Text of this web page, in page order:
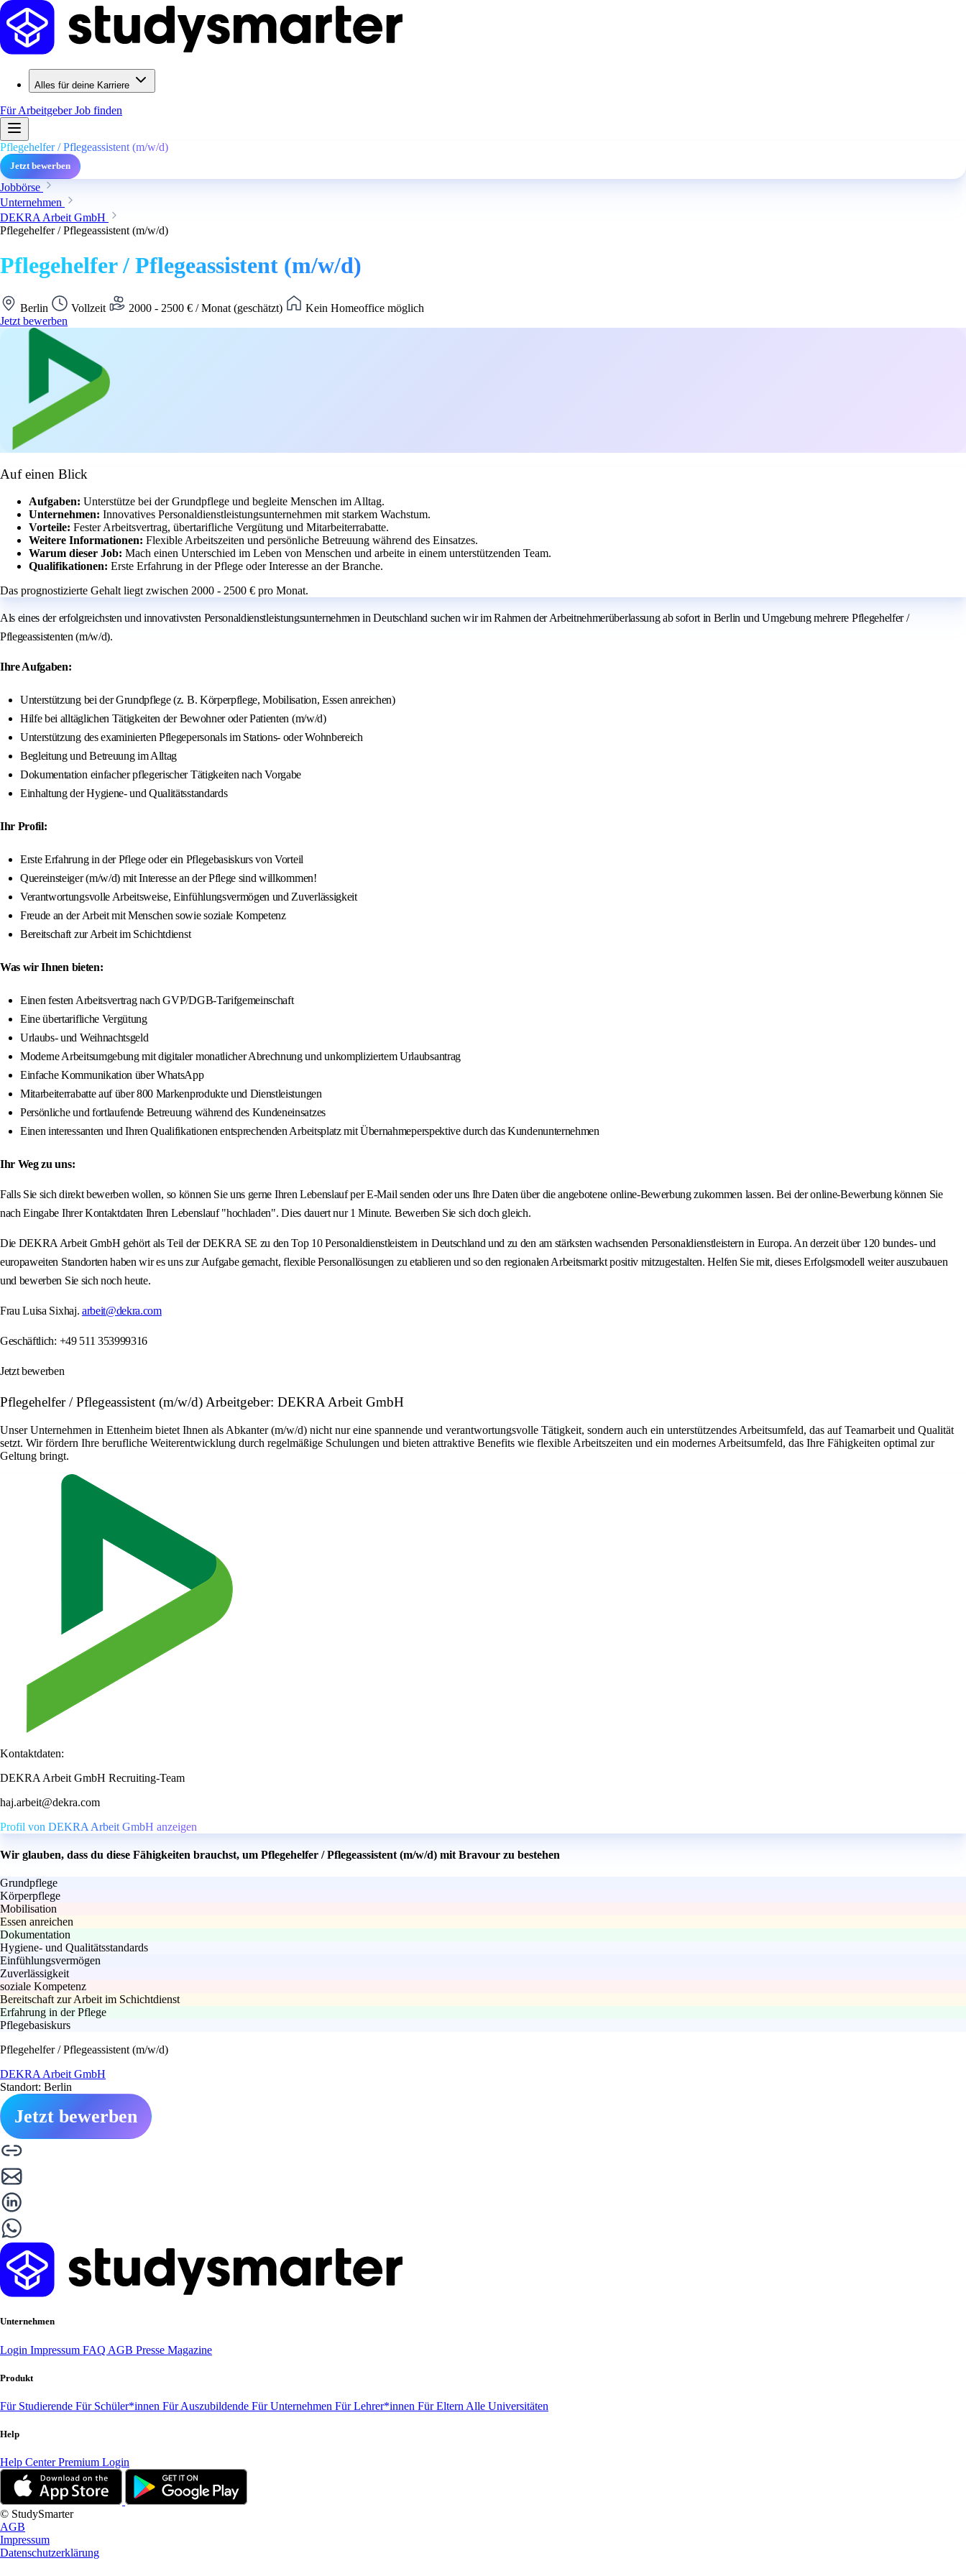
Alles für deine Karriere
Für ArbeitgeberJob finden
Pflegehelfer / Pflegeassistent (m/w/d)
Jetzt bewerben
Jobbörse
Unternehmen
DEKRA Arbeit GmbH
Pflegehelfer / Pflegeassistent (m/w/d)
Pflegehelfer / Pflegeassistent (m/w/d)
Berlin Vollzeit 2000 - 2500 € / Monat (geschätzt)
Kein Homeoffice möglich
Jetzt bewerben
Auf einen Blick
Aufgaben: Unterstütze bei der Grundpflege und begleite Menschen im Alltag.
Unternehmen: Innovatives Personaldienstleistungsunternehmen mit starkem Wachstum.
Vorteile: Fester Arbeitsvertrag, übertarifliche Vergütung und Mitarbeiterrabatte.
Weitere Informationen: Flexible Arbeitszeiten und persönliche Betreuung während des Einsatzes.
Warum dieser Job: Mach einen Unterschied im Leben von Menschen und arbeite in einem unterstützenden Team.
Qualifikationen: Erste Erfahrung in der Pflege oder Interesse an der Branche.
Das prognostizierte Gehalt liegt zwischen 2000 - 2500 € pro Monat.
Als eines der erfolgreichsten und innovativsten Personaldienstleistungsunternehmen in Deutschland suchen wir im Rahmen der Arbeitnehmerüberlassung ab sofort in Berlin und Umgebung mehrere Pflegehelfer /
Pflegeassistenten (m/w/d).
Ihre Aufgaben:
Unterstützung bei der Grundpflege (z. B. Körperpflege, Mobilisation, Essen anreichen)
Hilfe bei alltäglichen Tätigkeiten der Bewohner oder Patienten (m/w/d)
Unterstützung des examinierten Pflegepersonals im Stations- oder Wohnbereich
Begleitung und Betreuung im Alltag
Dokumentation einfacher pflegerischer Tätigkeiten nach Vorgabe
Einhaltung der Hygiene- und Qualitätsstandards
Ihr Profil:
Erste Erfahrung in der Pflege oder ein Pflegebasiskurs von Vorteil
Quereinsteiger (m/w/d) mit Interesse an der Pflege sind willkommen!
Verantwortungsvolle Arbeitsweise, Einfühlungsvermögen und Zuverlässigkeit
Freude an der Arbeit mit Menschen sowie soziale Kompetenz
Bereitschaft zur Arbeit im Schichtdienst
Was wir Ihnen bieten:
Einen festen Arbeitsvertrag nach GVP/DGB-Tarifgemeinschaft
Eine übertarifliche Vergütung
Urlaubs- und Weihnachtsgeld
Moderne Arbeitsumgebung mit digitaler monatlicher Abrechnung und unkompliziertem Urlaubsantrag
Einfache Kommunikation über WhatsApp
Mitarbeiterrabatte auf über 800 Markenprodukte und Dienstleistungen
Persönliche und fortlaufende Betreuung während des Kundeneinsatzes
Einen interessanten und Ihren Qualifikationen entsprechenden Arbeitsplatz mit Übernahmeperspektive durch das Kundenunternehmen
Ihr Weg zu uns:
Falls Sie sich direkt bewerben wollen, so können Sie uns gerne Ihren Lebenslauf per E-Mail senden oder uns Ihre Daten über die angebotene online-Bewerbung zukommen lassen. Bei der online-Bewerbung können Sie
nach Eingabe Ihrer Kontaktdaten Ihren Lebenslauf "hochladen". Dies dauert nur 1 Minute. Bewerben Sie sich doch gleich.
Die DEKRA Arbeit GmbH gehört als Teil der DEKRA SE zu den Top 10 Personaldienstleistern in Deutschland und zu den am stärksten wachsenden Personaldienstleistern in Europa. An derzeit über 120 bundes- und
europaweiten Standorten haben wir es uns zur Aufgabe gemacht, flexible Personallösungen zu etablieren und so den regionalen Arbeitsmarkt positiv mitzugestalten. Helfen Sie mit, dieses Erfolgsmodell weiter auszubauen
und bewerben Sie sich noch heute.
Frau Luisa Sixhaj. arbeit@dekra.com
Geschäftlich: +49 511 353999316
Jetzt bewerben
Pflegehelfer / Pflegeassistent (m/w/d) Arbeitgeber: DEKRA Arbeit GmbH
Unser Unternehmen in Ettenheim bietet Ihnen als Abkanter (m/w/d) nicht nur eine spannende und verantwortungsvolle Tätigkeit, sondern auch ein unterstützendes Arbeitsumfeld, das auf Teamarbeit und Qualität
setzt. Wir fördern Ihre berufliche Weiterentwicklung durch regelmäßige Schulungen und bieten attraktive Benefits wie flexible Arbeitszeiten und ein modernes Arbeitsumfeld, das Ihre Fähigkeiten optimal zur
Geltung bringt.
Kontaktdaten:
DEKRA Arbeit GmbH Recruiting-Team
haj.arbeit@dekra.com
Profil von DEKRA Arbeit GmbH anzeigen
Wir glauben, dass du diese Fähigkeiten brauchst, um Pflegehelfer / Pflegeassistent (m/w/d) mit Bravour zu bestehen
Grundpflege
Körperpflege
Mobilisation
Essen anreichen
Dokumentation
Hygiene- und Qualitätsstandards
Einfühlungsvermögen
Zuverlässigkeit
soziale Kompetenz
Bereitschaft zur Arbeit im Schichtdienst
Erfahrung in der Pflege
Pflegebasiskurs
Pflegehelfer / Pflegeassistent (m/w/d)
DEKRA Arbeit GmbH
Standort: Berlin
Jetzt bewerben
Unternehmen
Login Impressum FAQ AGB Presse Magazine
Produkt
Für Studierende Für Schüler*innen Für Auszubildende Für Unternehmen Für Lehrer*innen Für Eltern Alle Universitäten
Help
Help CenterPremium Login
© StudySmarter
AGB
Impressum
Datenschutzerklärung